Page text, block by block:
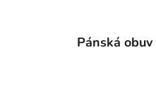
Pánská obuv